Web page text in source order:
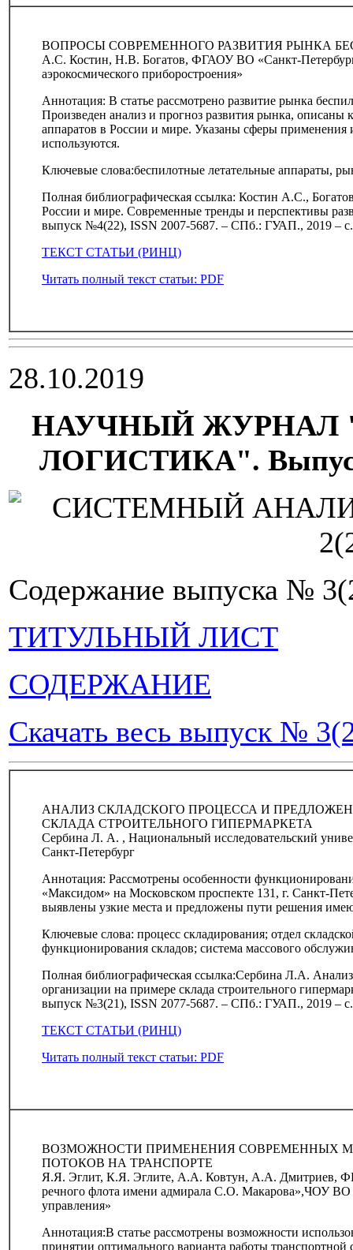
ВОПРОСЫ СОВРЕМЕННОГО РАЗВИТИЯ РЫНКА
А.С. Костин, Н.В. Богатов, ФГАОУ ВО «Санкт-
аэрокосмического приборостроения»
Аннотация: В статье рассмотрено развитие рынка
Произведен анализ и прогноз развития рынка,
аппаратов в России и мире. Указаны сферы применения
используются.
Ключевые слова:беспилотные летательные аппараты,
Полная библиографическая ссылка: Костин А.С.,
России и мире. Современные тренды и перспективы
выпуск №4(22), ISSN 2007-5687. – СПб.: ГУАП., 2019 –
ТЕКСТ СТАТЬИ (РИНЦ)
Читать полный текст статьи: PDF
28.10.2019
НАУЧНЫЙ ЖУРНАЛ
ЛОГИСТИКА". Выпуск
Содержание выпуска №
ТИТУЛЬНЫЙ ЛИСТ
СОДЕРЖАНИЕ
Скачать весь выпуск №
АНАЛИЗ СКЛАДСКОГО ПРОЦЕССА И
СКЛАДА СТРОИТЕЛЬНОГО ГИПЕРМАРКЕТА
Сербина Л. А. , Национальный исследовательский
Санкт-Петербург
Аннотация: Рассмотрены особенности
«Максидом» на Московском проспекте 131, г. Санкт-
выявлены узкие места и предложены пути решения
Ключевые слова: процесс складирования; отдел
функционирования складов; система массового
Полная библиографическая ссылка:Сербина Л.А.
организации на примере склада строительного
выпуск №3(21), ISSN 2077-5687. – СПб.: ГУАП., 2019 –
ТЕКСТ СТАТЬИ (РИНЦ)
Читать полный текст статьи: PDF
ВОЗМОЖНОСТИ ПРИМЕНЕНИЯ СОВРЕМЕННЫХ
ПОТОКОВ НА ТРАНСПОРТЕ
Я.Я. Эглит, К.Я. Эглите, А.А. Ковтун, А.А. Дмитриев,
речного флота имени адмирала С.О. Макарова»,ЧОУ ВО
управления»
Аннотация:В статье рассмотрены возможности
принятии оптимального варианта работы